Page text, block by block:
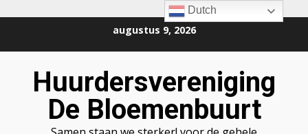
inhoud
augustus 9, 2026
Huurdersvereniging
De Bloemenbuurt
Dutch